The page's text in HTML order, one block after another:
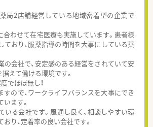
局2店舗経営している地域密着型の企業で
わせて在宅医療も実施しています。患者様
ており、服薬指導の時間を大事にしている薬
会社で、安定感のある経営をされていて安
えて働ける環境です。
でほぼ無し！
すので、ワークライフバランスを大事にでき
ます。
る会社です。風通し良く、相談しやすい環
り、定着率の良い会社です。